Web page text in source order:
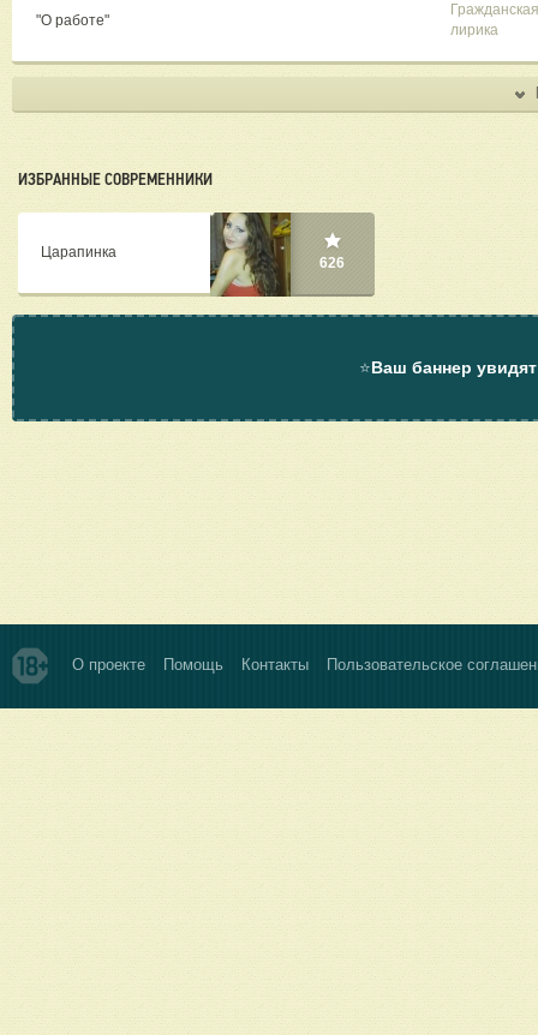
"О работе"
Гражданская
лирика
ИЗБРАННЫЕ СОВРЕМЕННИКИ
Царапинка
626
⭐Ваш баннер
О проекте Помощь Контакты Пользовательское